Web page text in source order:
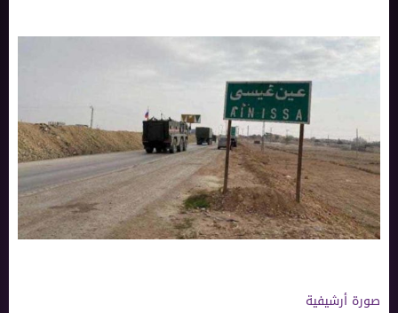
صورة أرشيفية